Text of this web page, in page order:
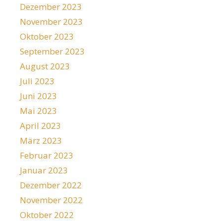
Dezember 2023
November 2023
Oktober 2023
September 2023
August 2023
Juli 2023
Juni 2023
Mai 2023
April 2023
März 2023
Februar 2023
Januar 2023
Dezember 2022
November 2022
Oktober 2022